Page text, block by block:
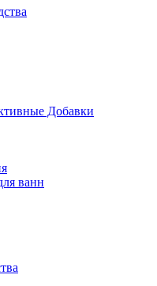
Добавки
ванн